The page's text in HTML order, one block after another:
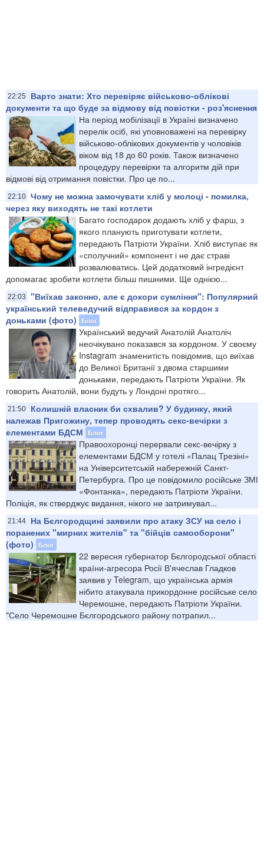
22:25
Варто знати: Хто перевіряє військово-облікові
документи та що буде за відмову від повістки - роз'яснення
На період мобілізації в Україні визначено
перелік осіб, які уповноважені на перевірку
військово-облікових документів у чоловіків
віком від 18 до 60 років. Також визначено
процедуру перевірки та алгоритм дій при
відмові від отримання повістки. Про це по...
22:10 Чому не можна замочувати хліб у молоці - помилка,
через яку виходять не такі котлети
Багато господарок додають хліб у фарш, з
якого планують приготувати котлети,
передають Патріоти України. Хліб виступає як
«сполучний» компонент і не дає страві
розвалюватись. Цей додатковий інгредієнт
допомагає зробити котлети більш пишними. Ще однією...
22:03
"Виїхав законно, але є докори сумління": Популярний
український телеведучий відправився за кордон з
доньками (фото)
Блог
Український ведучий Анатолій Анатоліч
неочікувано показався за кордоном. У своєму
Instagram знаменитість повідомив, що виїхав
до Великої Британії з двома старшими
доньками, передають Патріоти України. Як
говорить Анатолій, вони будуть у Лондоні протяго...
21:50
Колишній власник би схвалив? У будинку, який
належав Пригожину, тепер проводять секс-вечірки з
елементами БДСМ
Блог
Правоохоронці перервали секс-вечірку з
елементами БДСМ у готелі «Палац Трезіні»
на Університетській набережній Санкт-
Петербурга. Про це повідомило російське ЗМІ
«Фонтанка», передають Патріоти України.
Поліція, як стверджує видання, нікого не затримувал...
21:44
На Бєлгородщині заявили про атаку ЗСУ на село і
поранених "мирних жителів" та "бійців самооборони"
(фото)
Блог
22 вересня губернатор Бєлгородської області
країни-агресора Росії В'ячеслав Гладков
заявив у Telegram, що українська армія
нібито атакувала прикордонне російське село
Черемошне, передають Патріоти України.
"Село Черемошне Бєлгородського району потрапил...